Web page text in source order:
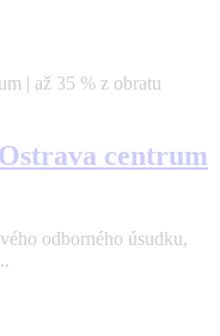
centrum
odborného úsudku,